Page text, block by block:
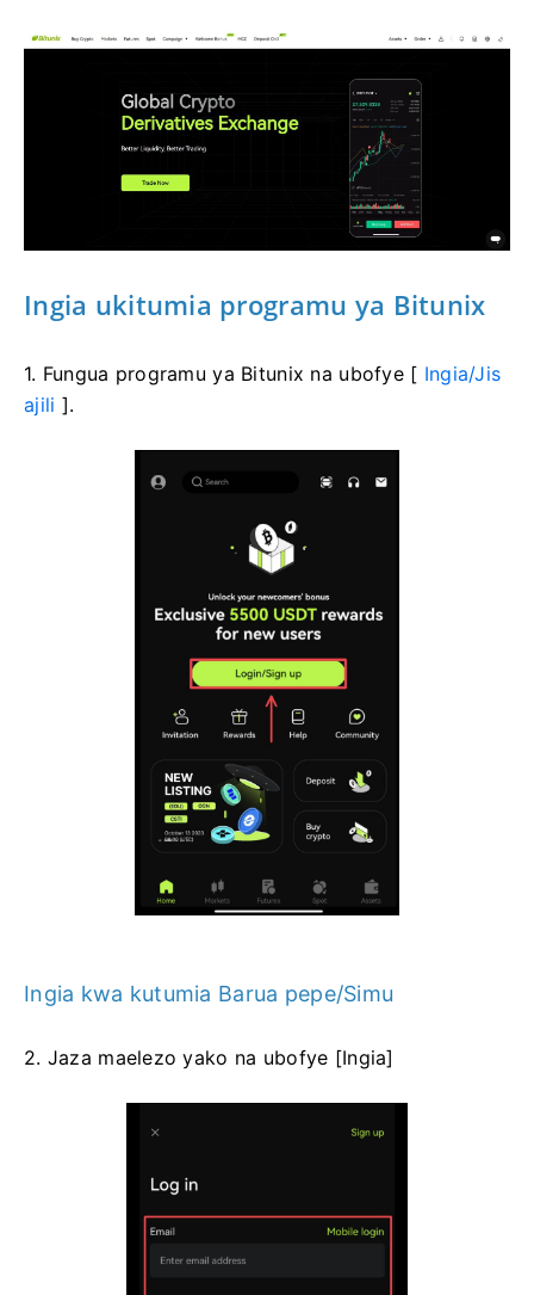
Ingia ukitumia programu ya Bitunix
1. Fungua programu ya Bitunix na ubofye [ Ingia/Jis
ajili ].
Ingia kwa kutumia Barua pepe/Simu
2. Jaza maelezo yako na ubofye [Ingia]